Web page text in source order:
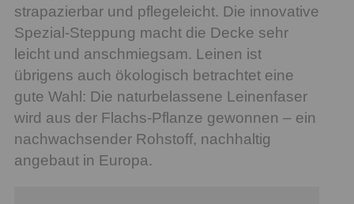
strapazierbar und pflegeleicht. Die innovative
Spezial-Steppung macht die Decke sehr
leicht und anschmiegsam. Leinen ist
übrigens auch ökologisch betrachtet eine
gute Wahl: Die naturbelassene Leinenfaser
wird aus der Flachs-Pflanze gewonnen – ein
nachwachsender Rohstoff, nachhaltig
angebaut in Europa.